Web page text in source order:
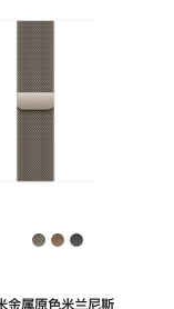
金属原色米兰尼斯